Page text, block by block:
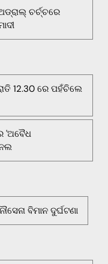
ଚର୍ଚ୍ଚରେ
12.30 ରେ ପହଁଚିଲେ
'ଅବୈଧ
ବିମାନ ଦୁର୍ଘଟଣା